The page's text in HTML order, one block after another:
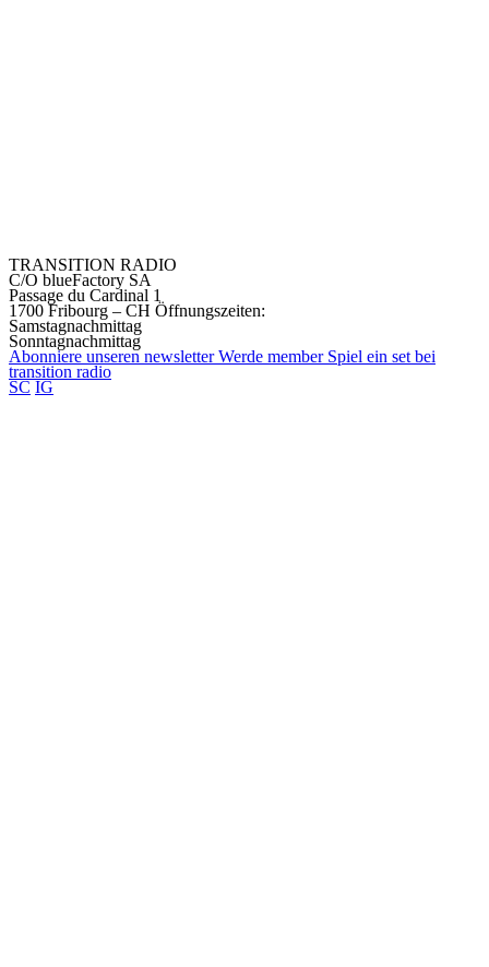
TRANSITION RADIO
C/O blueFactory SA
Passage du Cardinal 1
1700 Fribourg – CH Öffnungszeiten:
Samstagnachmittag
Sonntagnachmittag
Abonniere unseren newsletter Werde member Spiel ein set bei
transition radio
SC IG